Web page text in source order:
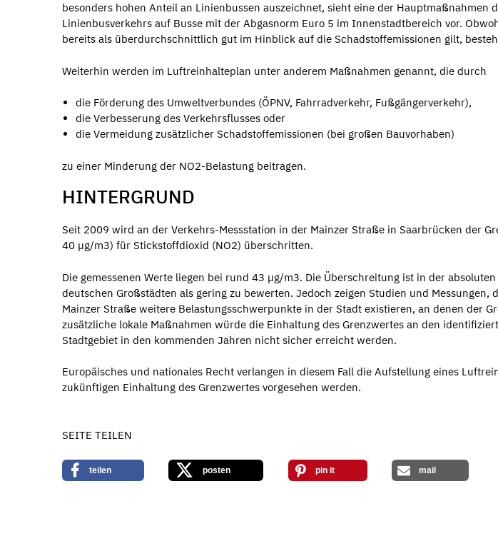
besonders hohen Anteil an Linienbussen auszeichnet, sieht eine der Hauptmaßnahmen
Linienbusverkehrs auf Busse mit der Abgasnorm Euro 5 im Innenstadtbereich vor.
bereits als überdurchschnittlich gut im Hinblick auf die Schadstoffemissionen gilt,
Weiterhin werden im Luftreinhalteplan unter anderem Maßnahmen genannt, die durch
die Förderung des Umweltverbundes (ÖPNV, Fahrradverkehr, Fußgängerverkehr),
die Verbesserung des Verkehrsflusses oder
die Vermeidung zusätzlicher Schadstoffemissionen (bei großen Bauvorhaben)
zu einer Minderung der NO2-Belastung beitragen.
HINTERGRUND
Seit 2009 wird an der Verkehrs-Messstation in der Mainzer Straße in Saarbrücken der
40 µg/m3) für Stickstoffdioxid (NO2) überschritten.
Die gemessenen Werte liegen bei rund 43 µg/m3. Die Überschreitung ist in der
deutschen Großstädten als gering zu bewerten. Jedoch zeigen Studien und Messungen,
Mainzer Straße weitere Belastungsschwerpunkte in der Stadt existieren, an denen der
zusätzliche lokale Maßnahmen würde die Einhaltung des Grenzwertes an den
Stadtgebiet in den kommenden Jahren nicht sicher erreicht werden.
Europäisches und nationales Recht verlangen in diesem Fall die Aufstellung eines
zukünftigen Einhaltung des Grenzwertes vorgesehen werden.
SEITE TEILEN
teilen posten pin it mail